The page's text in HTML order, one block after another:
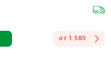
от 1 585